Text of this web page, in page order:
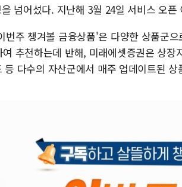
넘어섰다. 지난해 3월 24일 서비스 오
번주 챙겨볼 금융상품'은 다양한 상품군
추천하는데 반해, 미래에셋증권은 상
등 다수의 자산군에서 매주 업데이트된 상